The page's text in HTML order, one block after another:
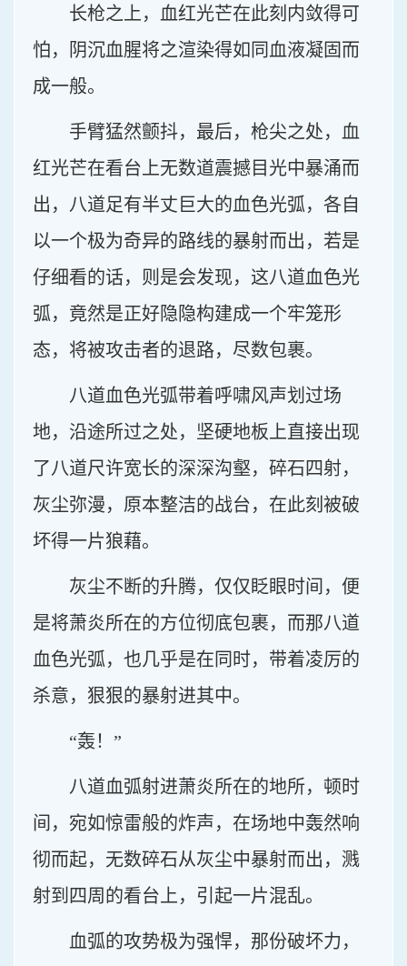
长枪之上，血红光芒在此刻内敛得可
怕，阴沉血腥将之渲染得如同血液凝固而
成一般。
手臂猛然颤抖，最后，枪尖之处，血
红光芒在看台上无数道震撼目光中暴涌而
出，八道足有半丈巨大的血色光弧，各自
以一个极为奇异的路线的暴射而出，若是
仔细看的话，则是会发现，这八道血色光
弧，竟然是正好隐隐构建成一个牢笼形
态，将被攻击者的退路，尽数包裹。
八道血色光弧带着呼啸风声划过场
地，沿途所过之处，坚硬地板上直接出现
了八道尺许宽长的深深沟壑，碎石四射，
灰尘弥漫，原本整洁的战台，在此刻被破
坏得一片狼藉。
灰尘不断的升腾，仅仅眨眼时间，便
是将萧炎所在的方位彻底包裹，而那八道
血色光弧，也几乎是在同时，带着凌厉的
杀意，狠狠的暴射进其中。
“轰！”
八道血弧射进萧炎所在的地所，顿时
间，宛如惊雷般的炸声，在场地中轰然响
彻而起，无数碎石从灰尘中暴射而出，溅
射到四周的看台上，引起一片混乱。
血弧的攻势极为强悍，那份破坏力，